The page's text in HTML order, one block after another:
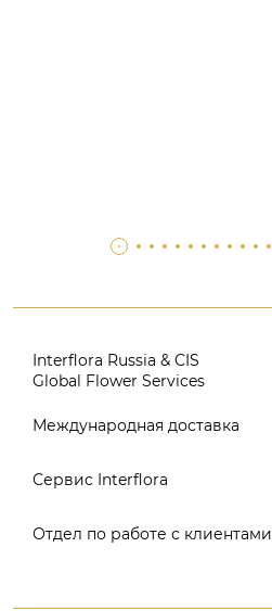
Interflora Russia & CIS
Global Flower Services
Версия для печати
Поиск
Международная доставка
Россия
Европа
Австралия и Океания
Сервис Interflora
Заказ и оплата
Отдел по работе с клиентами